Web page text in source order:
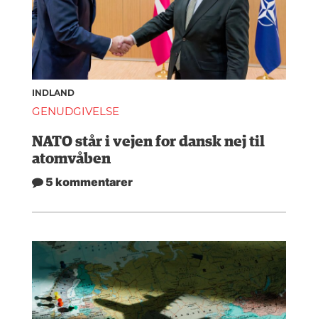
INDLAND
GENUDGIVELSE
NATO står i vejen for dansk nej til
atomvåben
5 kommentarer